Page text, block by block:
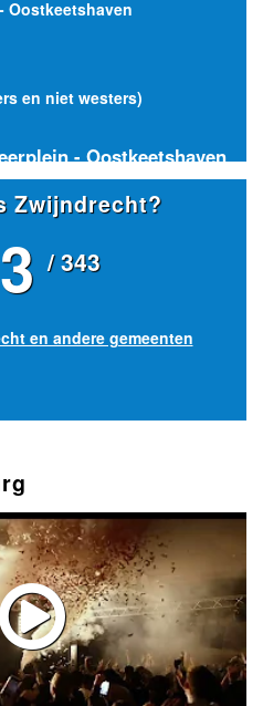
Oostkeetshaven
en niet westers)
- Oostkeetshaven
Zwijndrecht?
/ 343
en andere gemeenten